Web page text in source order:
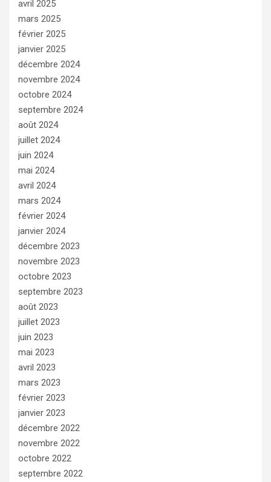
avril 2025
mars 2025
février 2025
janvier 2025
décembre 2024
novembre 2024
octobre 2024
septembre 2024
août 2024
juillet 2024
juin 2024
mai 2024
avril 2024
mars 2024
février 2024
janvier 2024
décembre 2023
novembre 2023
octobre 2023
septembre 2023
août 2023
juillet 2023
juin 2023
mai 2023
avril 2023
mars 2023
février 2023
janvier 2023
décembre 2022
novembre 2022
octobre 2022
septembre 2022